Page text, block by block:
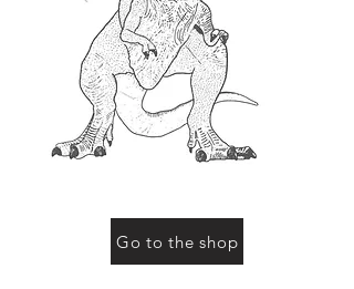
Go to the shop